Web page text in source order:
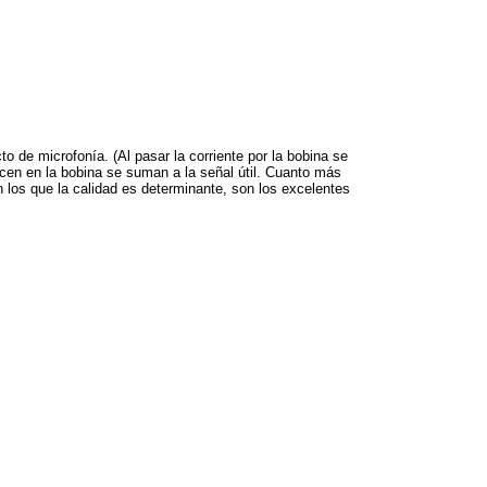
de microfonía. (Al pasar la corriente por la bobina se
en la bobina se suman a la señal útil. Cuanto más
que la calidad es determinante, son los excelentes